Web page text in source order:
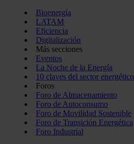
Bioenergía
LATAM
Eficiencia
Digitalización
Más secciones
Eventos
La Noche de la Energía
10 claves del sector energético
Foros
Foro de Almacenamiento
Foro de Autoconsumo
Foro de Movilidad Sostenible
Foro de Transición Energética
Foro Industrial